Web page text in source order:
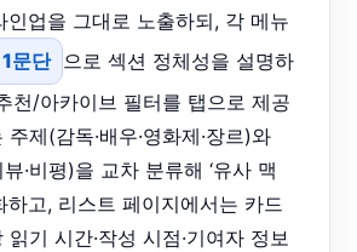
인업을 그대로 노출하되, 각 메뉴
문단 으로 섹션 정체성을 설명하
천/아카이브 필터를 탭으로 제공
제(감독·배우·영화제·장르)와
·비평)을 교차 분류해 ‘유사 맥
하고, 리스트 페이지에서는 카드
읽기 시간·작성 시점·기여자 정보